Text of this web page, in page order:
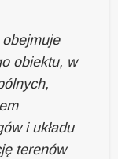
obiektu, w
i układu
terenów